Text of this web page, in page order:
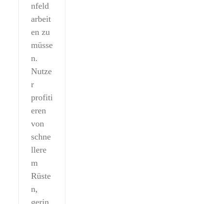
nfeld
arbeit
en zu
müsse
n.
Nutze
r
profiti
eren
von
schne
llere
m
Rüste
n,
gerin